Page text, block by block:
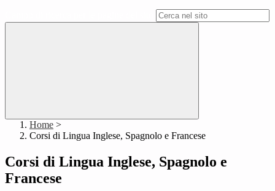
Home >
Corsi di Lingua Inglese, Spagnolo e Francese
Corsi di Lingua Inglese, Spagnolo e
Francese